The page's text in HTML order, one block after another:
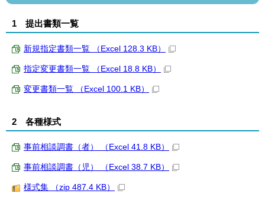
1 提出書類一覧
新規指定書類一覧 （Excel 128.3 KB）
指定変更書類一覧 （Excel 18.8 KB）
変更書類一覧 （Excel 100.1 KB）
2 各種様式
事前相談調書（者） （Excel 41.8 KB）
事前相談調書（児） （Excel 38.7 KB）
様式集 （zip 487.4 KB）